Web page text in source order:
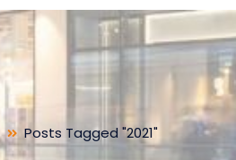
Posts Tagged "2021"